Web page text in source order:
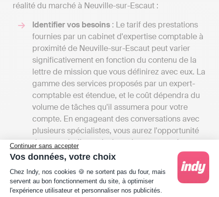
Continuer sans accepter
Vos données, votre choix
Plateforme de Gestion du Consentement :
Chez Indy, nos cookies 🍪 ne sortent pas du four, mais
servent au bon fonctionnement du site, à optimiser
l'expérience utilisateur et personnaliser nos publicités.
réalité du marché à Neuville-sur-Escaut :
Identifier vos besoins : Le tarif des prestations
fournies par un cabinet d'expertise comptable à
proximité de Neuville-sur-Escaut peut varier
significativement en fonction du contenu de la
lettre de mission que vous définirez avec eux. La
gamme des services proposés par un expert-
comptable est étendue, et le coût dépendra du
volume de tâches qu'il assumera pour votre
compte. En engageant des conversations avec
plusieurs spécialistes, vous aurez l'opportunité
de recevoir divers devis et de comparer les
tarifs en fonction des services offerts. Cela vous
complète des différentes prestations
disponibles à Neuville-sur-Escaut.